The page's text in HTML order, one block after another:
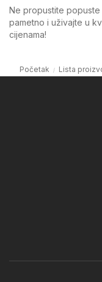
Ne propustite
pametno i uživajte u
cijenama!
Početak Lista